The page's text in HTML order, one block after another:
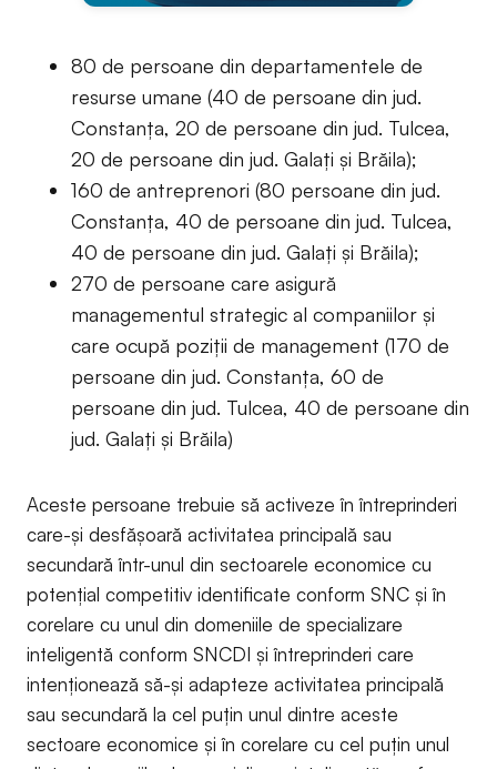
80 de persoane din departamentele de
resurse umane (40 de persoane din jud.
Constanța, 20 de persoane din jud. Tulcea,
20 de persoane din jud. Galați și Brăila);
160 de antreprenori (80 persoane din jud.
Constanța, 40 de persoane din jud. Tulcea,
40 de persoane din jud. Galați și Brăila);
270 de persoane care asigură
managementul strategic al companiilor și
care ocupă poziții de management (170 de
persoane din jud. Constanța, 60 de
persoane din jud. Tulcea, 40 de persoane din
jud. Galați și Brăila)
Aceste persoane trebuie să activeze în întreprinderi
care-și desfășoară activitatea principală sau
secundară într-unul din sectoarele economice cu
potențial competitiv identificate conform SNC și în
corelare cu unul din domeniile de specializare
inteligentă conform SNCDI și întreprinderi care
intenționează să-și adapteze activitatea principală
sau secundară la cel puțin unul dintre aceste
sectoare economice și în corelare cu cel puțin unul